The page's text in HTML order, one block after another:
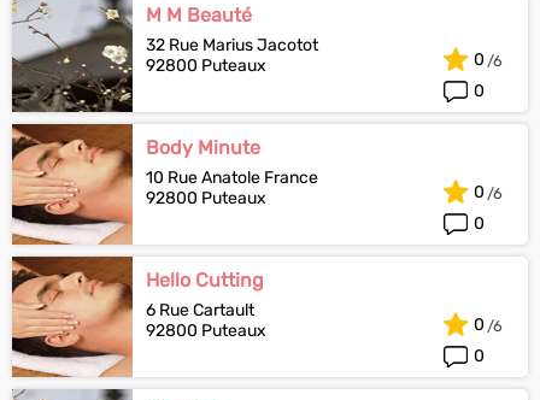
M M Beauté
32 Rue Marius Jacotot
92800 Puteaux
0
0
Body Minute
10 Rue Anatole France
92800 Puteaux
0
0
Hello Cutting
6 Rue Cartault
92800 Puteaux
0
0